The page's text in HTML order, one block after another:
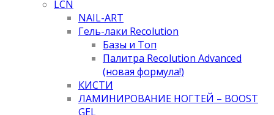
LCN
NAIL-ART
Гель-лаки Recolution
Базы и Топ
Палитра Recolution Advanced
(новая формула!)
КИСТИ
ЛАМИНИРОВАНИЕ НОГТЕЙ – BOOST
GEL